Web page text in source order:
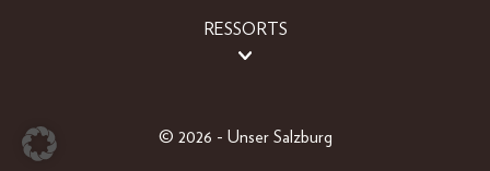
RESSORTS
© 2026 - Unser Salzburg